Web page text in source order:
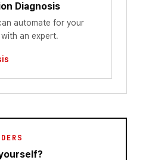
Diagnosis
automate for your
an expert.